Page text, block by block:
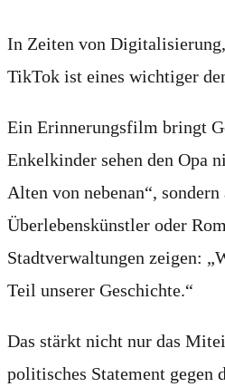
In Zeiten von
TikTok ist eines wichtiger
Ein Erinnerungsfilm bringt
Enkelkinder sehen den Opa
Alten von nebenan“,
Überlebenskünstler oder
Stadtverwaltungen zeigen:
Teil unserer Geschichte.“
Das stärkt nicht nur das
politisches Statement gegen